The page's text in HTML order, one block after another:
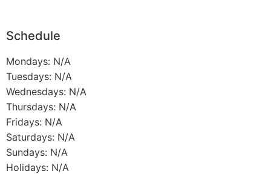
Schedule
Mondays: N/A
Tuesdays: N/A
Wednesdays: N/A
Thursdays: N/A
Fridays: N/A
Saturdays: N/A
Sundays: N/A
Holidays: N/A